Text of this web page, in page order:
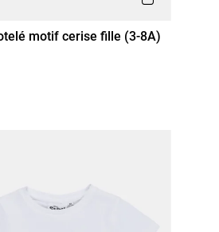
motif cerise fille (3-8A)